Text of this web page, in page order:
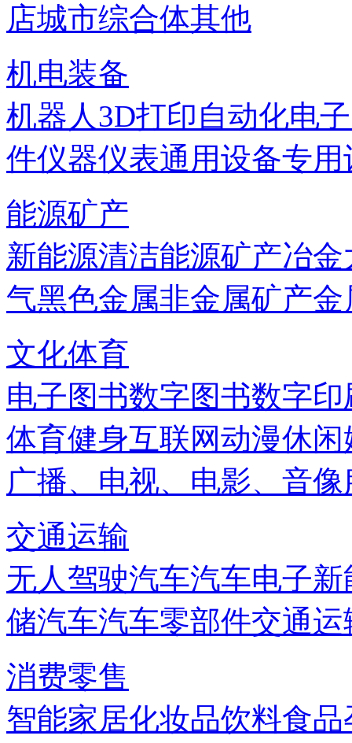
店城市综合体其他
机电装备
机器人3D打印自动化电
件仪器仪表通用设备专用
能源矿产
新能源清洁能源矿产冶金
气黑色金属非金属矿产金
文化体育
电子图书数字图书数字印
体育健身互联网动漫休闲
广播、电视、电影、音像
交通运输
无人驾驶汽车汽车电子新
储汽车汽车零部件交通
消费零售
智能家居化妆品饮料食品